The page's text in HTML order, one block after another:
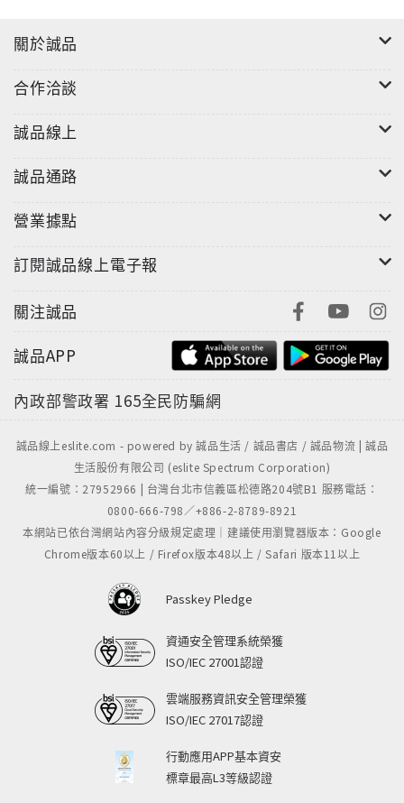
滿滿金幣。
• 學習，是為了解決生活遇到的問題。
【關於青春】
• 所謂成長，不過是在無數平凡時刻，有紀律的進行乏
味的練習！
• 放在心裡、沒說出口的感謝，那不叫感謝，叫膽怯。
• 推廣閱讀最好的方法，就是讓閱讀跟喝水一樣容易，
• 要賞的不給，傻做的給賞。
• 要老鷹教小鷹飛，卻把老鷹的腳綁上鍊子，那天空永
遠只會是布景。
內容特色
• 最會寫「爆文」的名師作家，繼好評著作《飄移的起
跑線》後，再次書寫激勵人心的熱血篇章！
• 翻轉古文、創意語文教學，國文課不再被選文綁架，
而是在玩文字的過程中提升語文力，同時教你人生戰鬥
力！
•專文推薦
林怡辰│彰化縣原斗國小教師
郭進成│高雄市英明國中公民教師、《學思達與師生
關於誠品
合作洽談
誠品線上
誠品通路
營業據點
訂閱誠品線上電子報
關注誠品
誠品APP
內政部警政署 165全民防騙網
誠品線上eslite.com - powered by 誠品生活 / 誠品書店 / 誠品物流 | 誠品
生活股份有限公司 (eslite Spectrum Corporation)
統一編號：27952966 | 台灣台北市信義區松德路204號B1 服務電話：
0800-666-798／+886-2-8789-8921
本網站已依台灣網站內容分級規定處理｜建議使用瀏覽器版本：Google
Chrome版本60以上 / Firefox版本48以上 / Safari 版本11以上
Passkey Pledge
資通安全管理系統榮獲
ISO/IEC 27001認證
雲端服務資訊安全管理榮獲
ISO/IEC 27017認證
行動應用APP基本資安
標章最高L3等級認證